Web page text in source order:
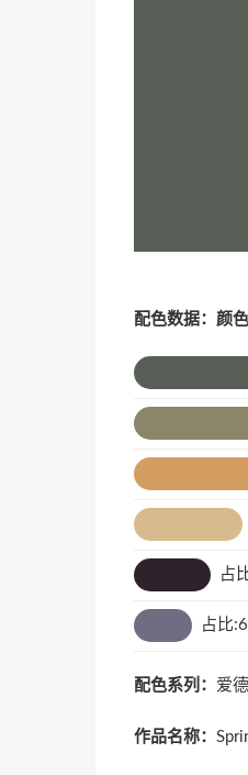
配色数据：颜
占
占比
配色系列： 爱
作品名称：